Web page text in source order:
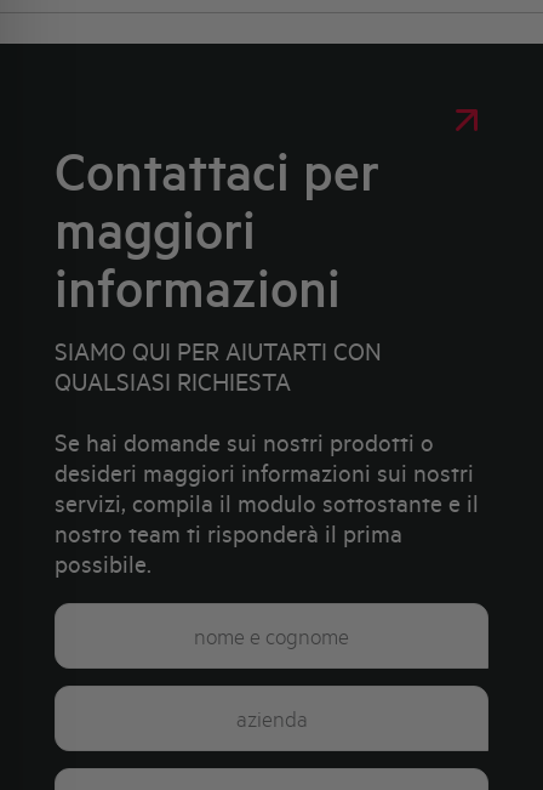
Contattaci per
maggiori
informazioni
SIAMO QUI PER AIUTARTI CON
QUALSIASI RICHIESTA
Se hai domande sui nostri prodotti o
desideri maggiori informazioni sui nostri
servizi, compila il modulo sottostante e il
nostro team ti risponderà il prima
possibile.